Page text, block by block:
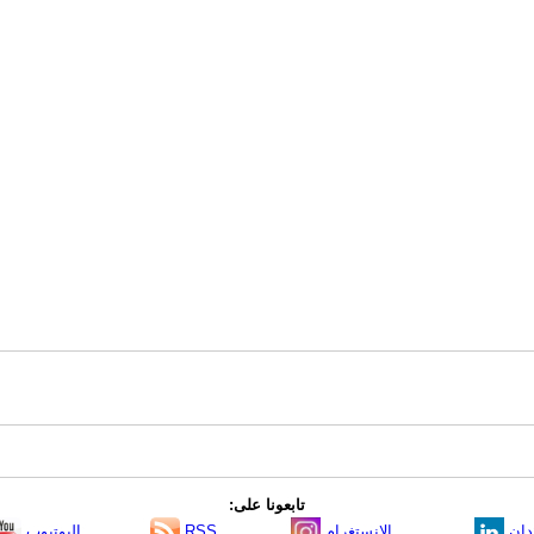
تابعونا على: